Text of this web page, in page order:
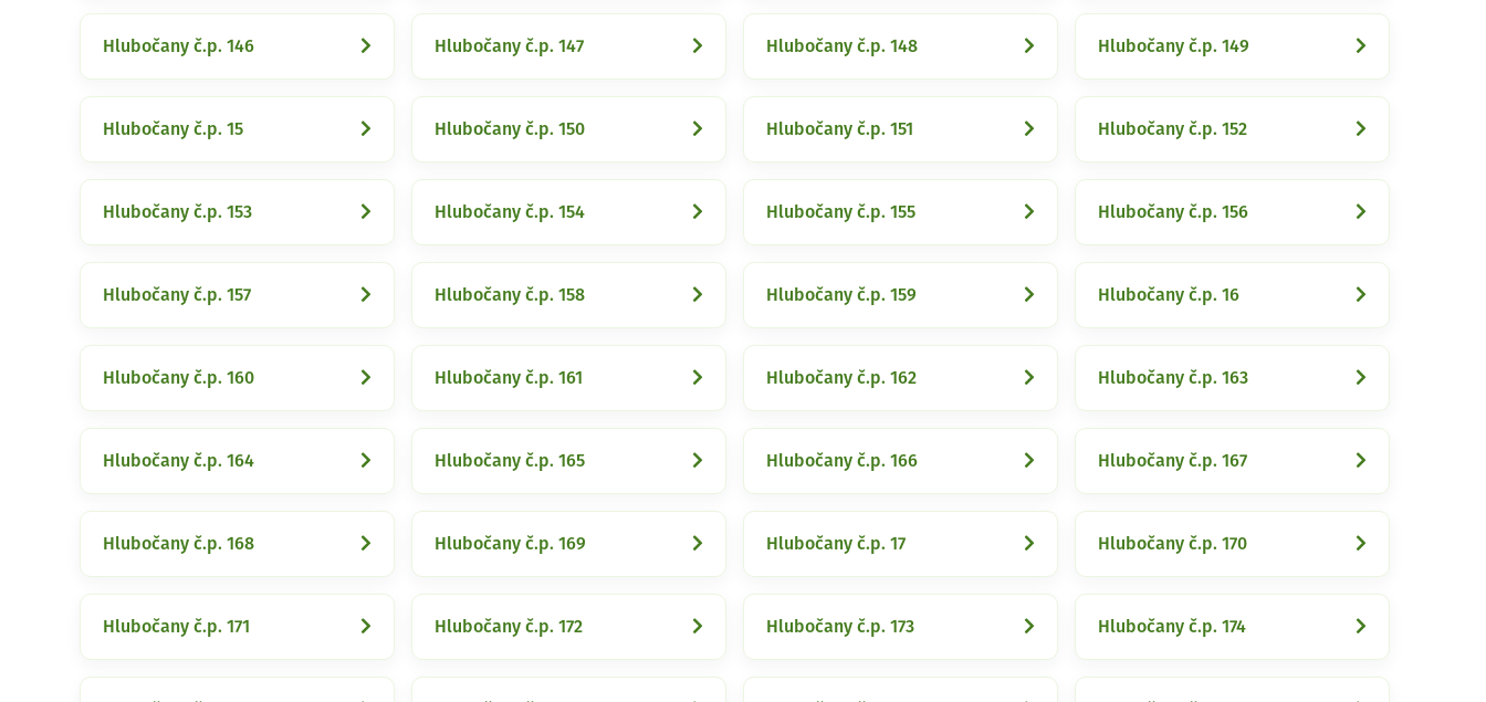
Hlubočany č.p. 146 Hlubočany č.p. 147 Hlubočany č.p. 148 Hlubočany č.p. 149
Hlubočany č.p. 15 Hlubočany č.p. 150 Hlubočany č.p. 151 Hlubočany č.p. 152
Hlubočany č.p. 153 Hlubočany č.p. 154 Hlubočany č.p. 155 Hlubočany č.p. 156
Hlubočany č.p. 157 Hlubočany č.p. 158 Hlubočany č.p. 159 Hlubočany č.p. 16
Hlubočany č.p. 160 Hlubočany č.p. 161 Hlubočany č.p. 162 Hlubočany č.p. 163
Hlubočany č.p. 164 Hlubočany č.p. 165 Hlubočany č.p. 166 Hlubočany č.p. 167
Hlubočany č.p. 168 Hlubočany č.p. 169 Hlubočany č.p. 17 Hlubočany č.p. 170
Hlubočany č.p. 171 Hlubočany č.p. 172 Hlubočany č.p. 173 Hlubočany č.p. 174